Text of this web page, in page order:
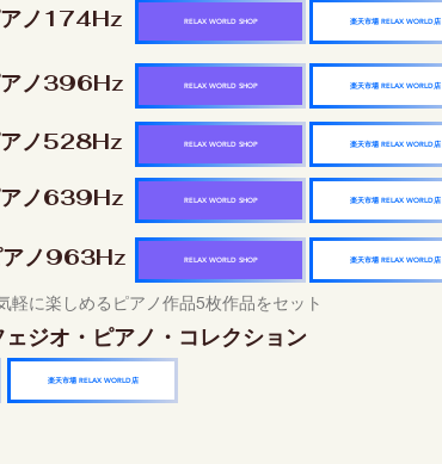
アノ174Hz 楽天市場 RELAX WORLD店
RELAX WORLD SHOP
アノ396Hz 楽天市場 RELAX WORLD店
RELAX WORLD SHOP
アノ528Hz 楽天市場 RELAX WORLD店
RELAX WORLD SHOP
アノ639Hz 楽天市場 RELAX WORLD店
RELAX WORLD SHOP
アノ963Hz 楽天市場 RELAX WORLD店
RELAX WORLD SHOP
軽に楽しめるピアノ作品5枚作品をセット
ジオ・ピアノ・コレクション
楽天市場 RELAX WORLD店